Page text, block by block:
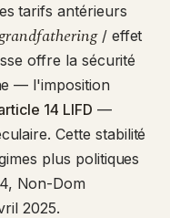
tarifs antérieurs
/ effet
offre la sécurité
— l'imposition
14 LIFD —
Cette stabilité
plus politiques
Non-Dom
2025.